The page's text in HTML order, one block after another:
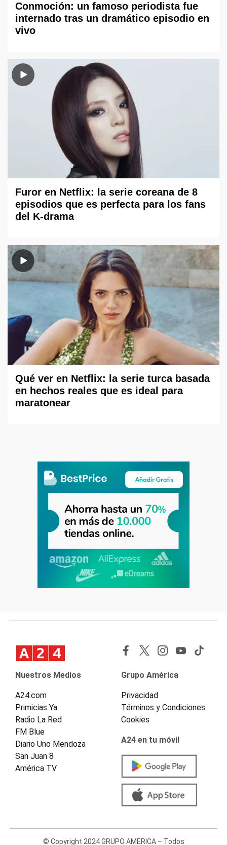
Conmoción: un famoso periodista fue
internado tras un dramático episodio en
vivo
Furor en Netflix: la serie coreana de 8
episodios que es perfecta para los fans
del K-drama
Qué ver en Netflix: la serie turca basada
en hechos reales que es ideal para
maratonear
Nuestros Medios
A24.com
Primicias Ya
Radio La Red
FM Blue
Diario Uno Mendoza
San Juan 8
América TV
Grupo América
Privacidad
Términos y Condiciones
Cookies
A24 en tu móvil
© Copyright 2024 GRUPO AMERICA – Todos